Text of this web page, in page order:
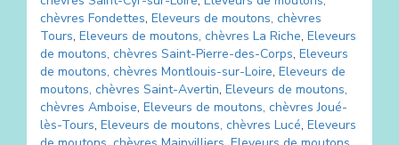
chèvres Fondettes, Eleveurs de moutons, chèvres
Tours, Eleveurs de moutons, chèvres La Riche, Eleveurs
de moutons, chèvres Saint-Pierre-des-Corps, Eleveurs
de moutons, chèvres Montlouis-sur-Loire, Eleveurs de
moutons, chèvres Saint-Avertin, Eleveurs de moutons,
chèvres Amboise, Eleveurs de moutons, chèvres Joué-
lès-Tours, Eleveurs de moutons, chèvres Lucé, Eleveurs